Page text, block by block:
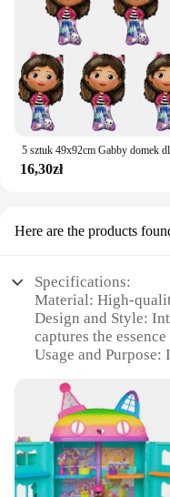
16,30zł
Here are the products
Specifications:
Material: High-
Design and Style:
captures the
Usage and
Performance and
ensures long-lasting
Shape or Size or
lightweight for easy
Parts and
furniture and